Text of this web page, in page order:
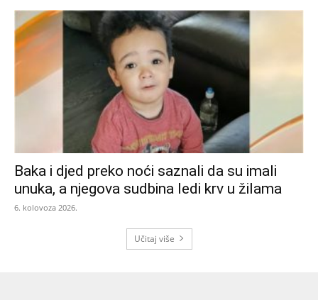
Baka i djed preko noći saznali da su imali
unuka, a njegova sudbina ledi krv u žilama
6. kolovoza 2026.
Učitaj više